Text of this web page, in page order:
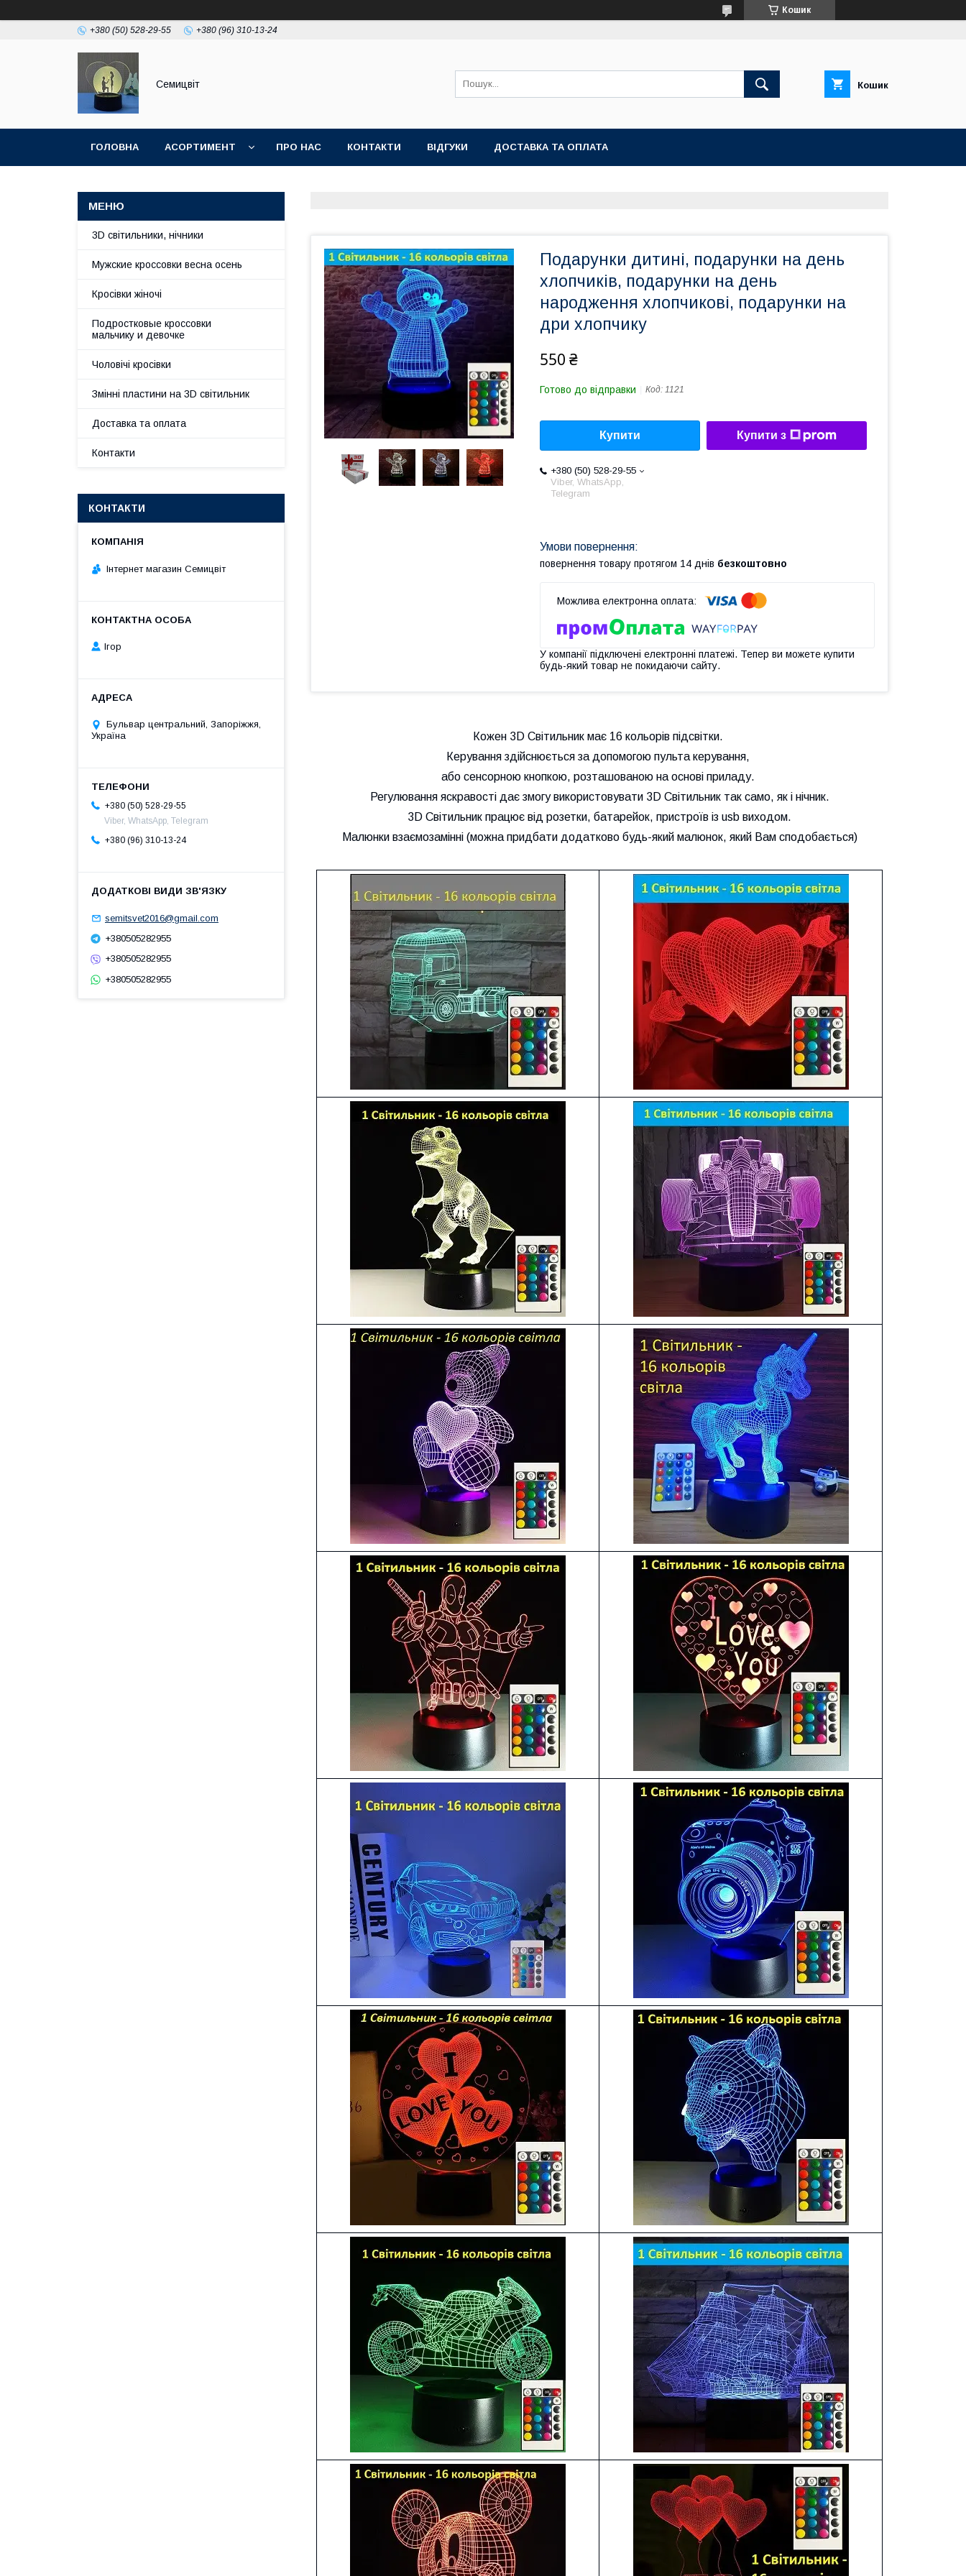
Кошик
+380 (50) 528-29-55 +380 (96) 310-13-24
Семицвіт Кошик
ГОЛОВНА АСОРТИМЕНТ ПРО НАС КОНТАКТИ ВІДГУКИ ДОСТАВКА ТА ОПЛАТА
Подарунки дитині, подарунки на день
хлопчиків, подарунки на день
народження хлопчикові, подарунки на
дри хлопчику
550 ₴
Готово до відправки Код: 1121
Купити Купити з
+380 (50) 528-29-55
Viber, WhatsApp,
Telegram
повернення товару протягом 14 днів безкоштовно
У компанії підключені електронні платежі. Тепер ви можете купити
будь-який товар не покидаючи сайту.
Кожен 3D Світильник має 16 кольорів підсвітки.
Керування здійснюється за допомогою пульта керування,
або сенсорною кнопкою, розташованою на основі приладу.
Регулювання яскравості дає змогу використовувати 3D Світильник так само, як і нічник.
3D Світильник працює від розетки, батарейок, пристроїв із usb виходом.
Малюнки взаємозамінні (можна придбати додатково будь-який малюнок, який Вам сподобається)
3D світильники, нічники
Мужские кроссовки весна осень
Кросівки жіночі
Подростковые кроссовки
мальчику и девочке
Чоловічі кросівки
Змінні пластини на 3D світильник
Доставка та оплата
Контакти
КОНТАКТИ
Інтернет магазин Семицвіт
Ігор
Бульвар центральний, Запоріжжя,
Україна
+380 (50) 528-29-55
Viber, WhatsApp, Telegram
+380 (96) 310-13-24
semitsvet2016@gmail.com
+380505282955
+380505282955
+380505282955